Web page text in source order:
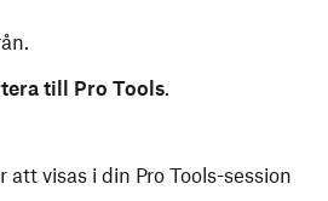
till Pro Tools.
visas i din Pro Tools-session